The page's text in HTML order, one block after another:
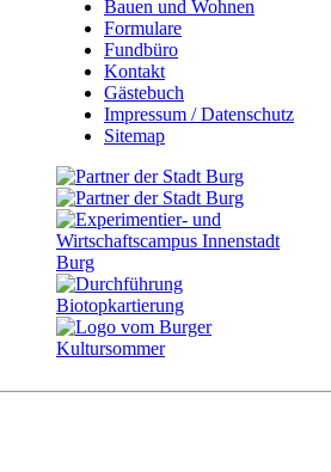
Bauen und Wohnen
Formulare
Fundbüro
Kontakt
Gästebuch
Impressum / Datenschutz
Sitemap